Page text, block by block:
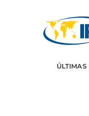
ÚLTIMAS